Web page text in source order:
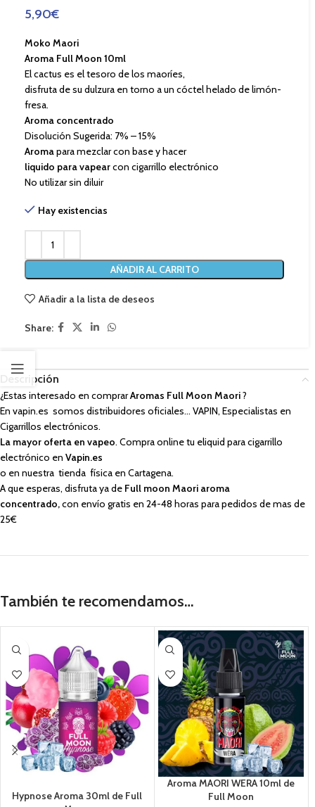
5,90€
Moko Maori
Aroma Full Moon 10ml
El cactus es el tesoro de los maoríes,
disfruta de su dulzura en torno a un cóctel helado de limón-
fresa.
Aroma concentrado
Disolución Sugerida: 7% – 15%
Aromapara mezclar con base y hacer
liquido para vapearcon cigarrillo electrónico
No utilizar sin diluir
Hay existencias
AÑADIR AL CARRITO
Añadir a la lista de deseos
Share:
Descripción
¿Estas interesado en comprarAromas Full Moon Maori?
En vapin.es somos distribuidores oficiales… VAPIN, Especialistas en
Cigarrillos electrónicos.
La mayor oferta en vapeo. Compra online tu eliquid para cigarrillo
electrónico en Vapin.es
o en nuestra tienda física en Cartagena.
A que esperas, disfruta ya de Full moon Maori aroma
concentrado,con envío gratis en 24-48 horas para pedidos de mas de
25€
También te recomendamos…
Hypnose Aroma 30ml de Full
Aroma MAORI WERA 10ml de
Full Moon